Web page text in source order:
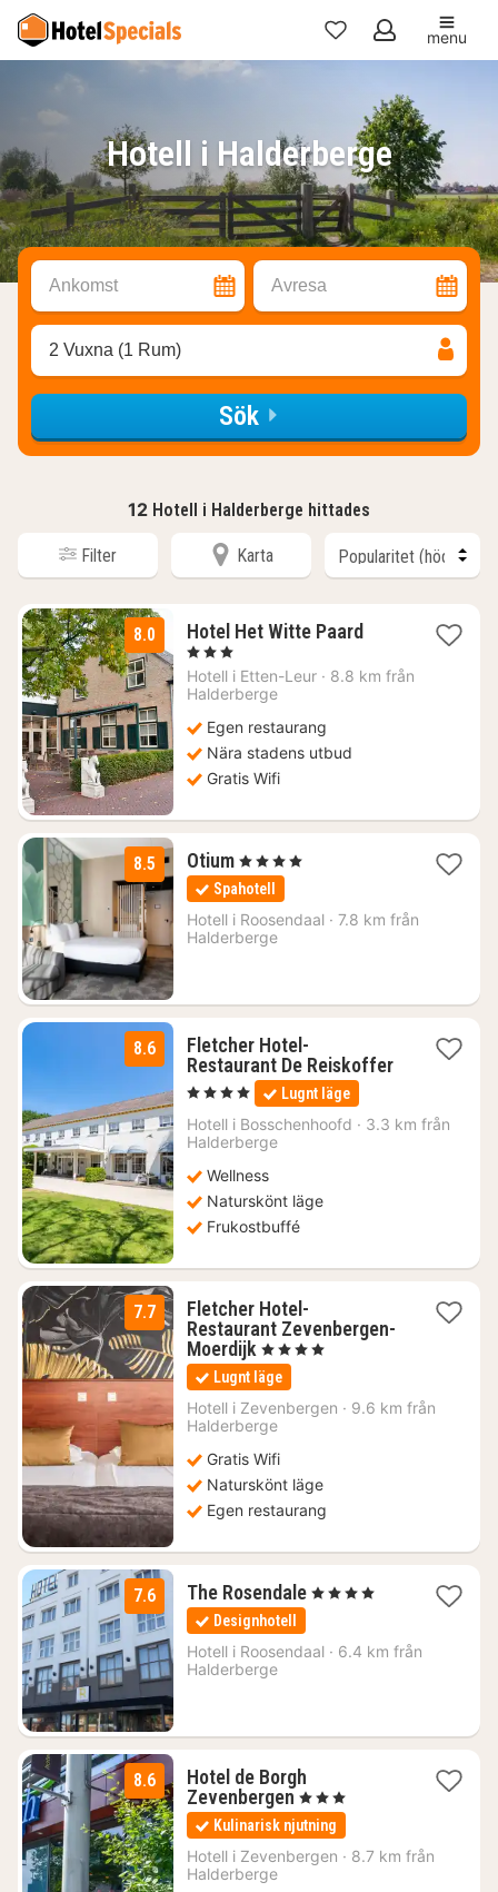
Mina
favoriter
menu
Hotell i Halderberge
Ankomst Avresa
2 Vuxna (1 Rum)
Sök
12 Hotell i Halderberge hittades
Filter Karta
8.0 Hotel Het Witte Paard3
för
, 3 Stjärnor
Hotell i Etten-Leur · 8.8 km från
Halderberge
Egen restaurang
Nära stadens utbud
Gratis Wifi
8.5 Otium1
natt
från
1154
kr.
, 4 Stjärnor
Spahotell
Hotell i Roosendaal · 7.8 km från
Halderberge
8.6
Fletcher Hotel-
Restaurant De Reiskoffer
1
natt
från
878
, 4 Stjärnor Lugnt läge
Hotell i Bosschenhoofd · 3.3 km från
Halderberge
Wellness
Naturskönt läge
Frukostbuffé
7.7
Fletcher Hotel-
Restaurant Zevenbergen-
Moerdijk 1
natt
från
988
kr.
, 4 Stjärnor
Lugnt läge
Hotell i Zevenbergen · 9.6 km från
Halderberge
Gratis Wifi
Naturskönt läge
Egen restaurang
7.6 The Rosendale1
1202
, 4 Stjärnor
Designhotell
Hotell i Roosendaal · 6.4 km från
Halderberge
8.6
Hotel de Borgh
Zevenbergen 1
natt
från
1102
, 3 Stjärnor
Kulinarisk njutning
Hotell i Zevenbergen · 8.7 km från
Halderberge